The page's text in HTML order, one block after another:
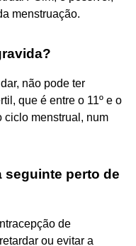
menstruação.
não pode ter
que é entre o 11º e o
ciclo menstrual, num
seguinte perto de
de
ou evitar a